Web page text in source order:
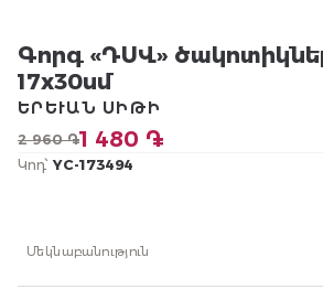
Գորգ «ԴՍՎ»
17x30սմ
2 960 ֏1 480 ֏
ԵՐԵՒԱՆ ՍԻԹԻ
Կոդ՝ YC-173494
Մեկնաբանություն